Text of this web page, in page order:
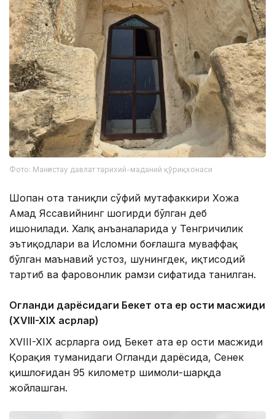
Фото: Манғистау давлат тарихий-маданий қўриқхонаси
Шопан ота таниқли сўфий мутафаккири Хожа
Аҳмад Яссавийнинг шогирди бўлган деб
ишонилади. Халқ анъаналарида у Тенгричилик
эътиқодлари ва Исломни боғлашга муваффақ
бўлган маънавий устоз, шунингдек, иқтисодий
тартиб ва фаровонлик рамзи сифатида танилган.
Огланди дарёсидаги Бекет ота ер ости масжиди
(XVIII-XIX асрлар)
XVIII-XIX асрларга оид Бекет ата ер ости масжиди
Қорақия туманидаги Огланди дарёсида, Сенек
қишлоғидан 95 километр шимоли-шарқда
жойлашган.